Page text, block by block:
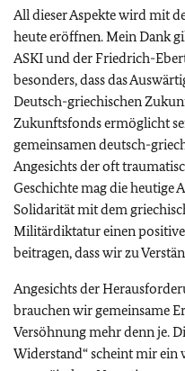
All dieser Aspekte wird mit
heute eröffnen. Mein Dank
ASKI und der Friedrich-
besonders, dass das
Deutsch-griechischen
Zukunftsfonds ermöglicht
gemeinsamen deutsch-
Angesichts der oft
Geschichte mag die heutige
Solidarität mit dem
Militärdiktatur einen
beitragen, dass wir zu
Angesichts der
brauchen wir gemeinsame
Versöhnung mehr denn je.
Widerstand“ scheint mir ein